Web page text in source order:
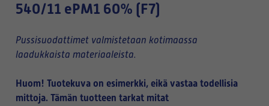
540/11 ePM1 60% (F7)
Pussisuodattimet valmistetaan kotimaassa
laadukkaista materiaaleista.
Huom! Tuotekuva on esimerkki, eikä vastaa todellisia
mittoja. Tämän tuotteen tarkat mitat